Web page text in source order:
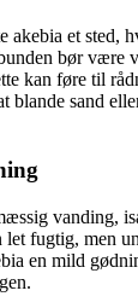
akebia et sted,
bør være
kan føre til
blande sand
vanding,
fugtig, men
en mild